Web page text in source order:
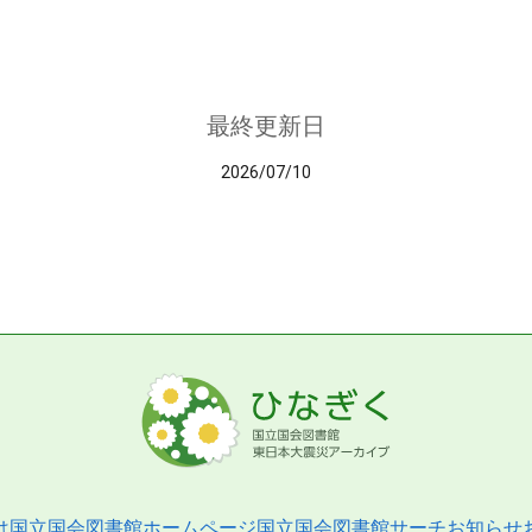
最終更新日
2026/07/10